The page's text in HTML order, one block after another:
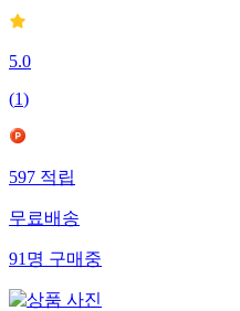
5.0
(1)
597적립
무료배송
91명구매중